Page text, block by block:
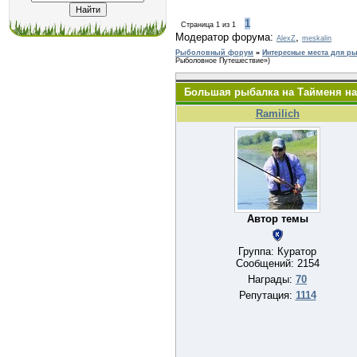
Страница 1 из 1
1
Модератор форума: AlexZ, meskalin
Рыболовный форум » Интересные места для
Рыболовное Путешествие»)
Большая рыбалка на Тайменя на
Ramilich
Автор темы
Группа: Куратор
Сообщений: 2154
Награды: 70
Репутация: 1114